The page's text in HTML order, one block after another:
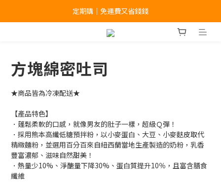
滿 $1,499 免運｜夏季享瘦補貨季
定期購｜免運費又省錢錢
滿 $1,499 免運｜夏季享瘦補貨季
方塊綿密吐司
★商品皆為冷凍配送★
【產品特色】
．蓬鬆柔軟的口感，就像男友的肚子一樣，超級Ｑ彈！
．採用熊本高纖低糖預拌粉，以小麥蛋白、大豆、小麥麩皮取代
精緻麵粉，並選用百分百來自紐西蘭當地生產製造的奶粉，乳香
豐富濃郁、滋味自然甜美！
．熱量少10%、淨醣量下降30%、蛋白質提升10％，且富含膳食
纖維